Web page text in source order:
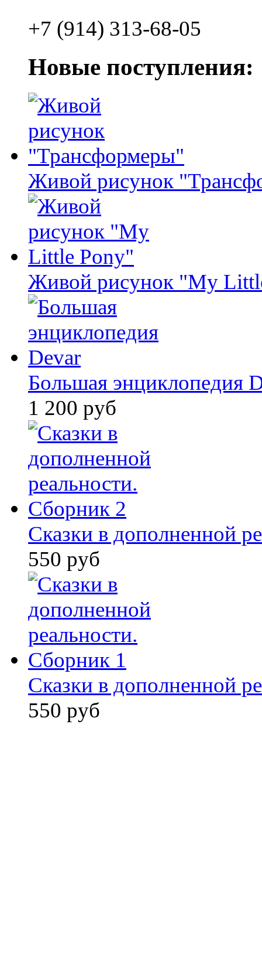
+7 (914) 313-68-05
Новые поступления:
Живой рисунок
Живой рисунок "My
Большая энциклопедия
1 200 руб
Сказки в дополненной
550 руб
Сказки в дополненной
550 руб